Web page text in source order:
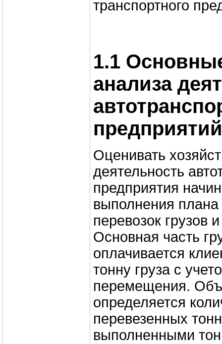
транспортного
1.1
анализа
предприятий
Оценивать
деятельность
предприятия
выполнения
перевозок грузов
Основная часть
оплачивается
тонну груза с
перемещения.
определяется
перевезенных
выполненными